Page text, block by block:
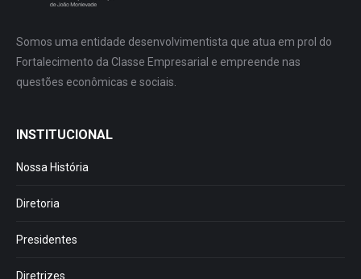
Somos uma entidade desenvolvimentista que atua em prol do
Fortalecimento da Classe Empresarial e empreende nas
questões econômicas e sociais.
INSTITUCIONAL
Nossa História
Diretoria
Presidentes
Diretrizes